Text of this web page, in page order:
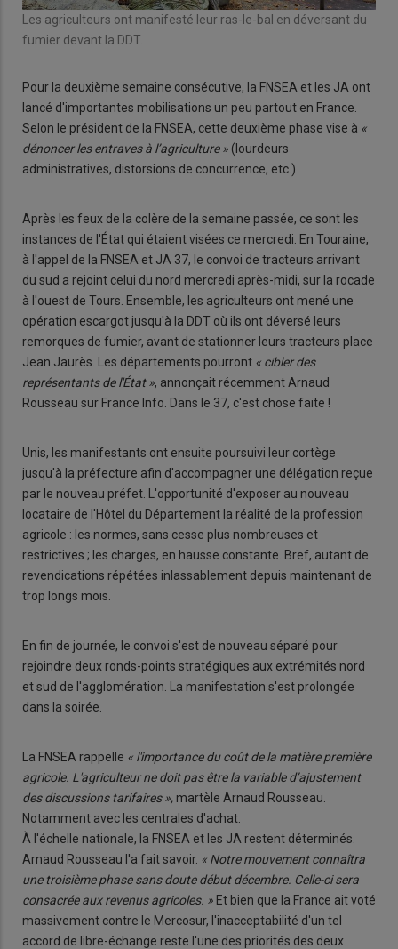
Les agriculteurs ont manifesté leur ras-le-bal en déversant du
fumier devant la DDT.
Pour la deuxième semaine consécutive, la FNSEA et les JA ont
lancé d'importantes mobilisations un peu partout en France.
Selon le président de la FNSEA, cette deuxième phase vise à «
dénoncer les entraves à l’agriculture » (lourdeurs
administratives, distorsions de concurrence, etc.)
Après les feux de la colère de la semaine passée, ce sont les
instances de l'État qui étaient visées ce mercredi. En Touraine,
à l'appel de la FNSEA et JA 37, le convoi de tracteurs arrivant
du sud a rejoint celui du nord mercredi après-midi, sur la rocade
à l'ouest de Tours. Ensemble, les agriculteurs ont mené une
opération escargot jusqu'à la DDT où ils ont déversé leurs
remorques de fumier, avant de stationner leurs tracteurs place
Jean Jaurès. Les départements pourront « cibler des
représentants de l'État », annonçait récemment Arnaud
Rousseau sur France Info. Dans le 37, c'est chose faite !
Unis, les manifestants ont ensuite poursuivi leur cortège
jusqu'à la préfecture afin d'accompagner une délégation reçue
par le nouveau préfet. L'opportunité d'exposer au nouveau
locataire de l'Hôtel du Département la réalité de la profession
agricole : les normes, sans cesse plus nombreuses et
restrictives ; les charges, en hausse constante. Bref, autant de
revendications répétées inlassablement depuis maintenant de
trop longs mois.
En fin de journée, le convoi s'est de nouveau séparé pour
rejoindre deux ronds-points stratégiques aux extrémités nord
et sud de l'agglomération. La manifestation s'est prolongée
dans la soirée.
La FNSEA rappelle « l'importance du coût de la matière première
agricole. L'agriculteur ne doit pas être la variable d’ajustement
des discussions tarifaires », martèle Arnaud Rousseau.
Notamment avec les centrales d'achat.
À l'échelle nationale, la FNSEA et les JA restent déterminés.
Arnaud Rousseau l'a fait savoir. « Notre mouvement connaîtra
une troisième phase sans doute début décembre. Celle-ci sera
consacrée aux revenus agricoles. » Et bien que la France ait voté
massivement contre le Mercosur, l'inacceptabilité d'un tel
accord de libre-échange reste l'une des priorités des deux